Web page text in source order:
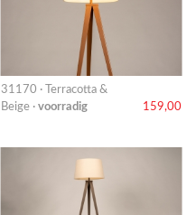
31170 · Terracotta &
Beige · voorradig 159,00